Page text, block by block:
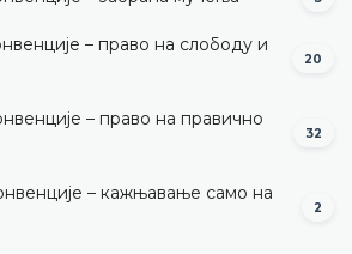
– право на слободу и
20
– право на правично
32
– кажњавање само на
2